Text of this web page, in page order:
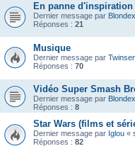
En panne d'inspiration
Dernier message par Blondex
Réponses : 21
Musique
Dernier message par
Réponses : 70
Vidéo Super Smash
Dernier message par Blondex
Réponses : 8
Star Wars (films et
Dernier message par Iglou «
Réponses : 82